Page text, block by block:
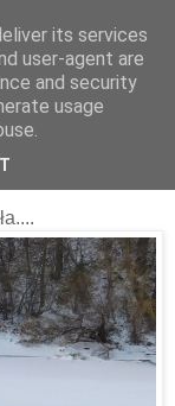
its services
user-agent are
and security
usage